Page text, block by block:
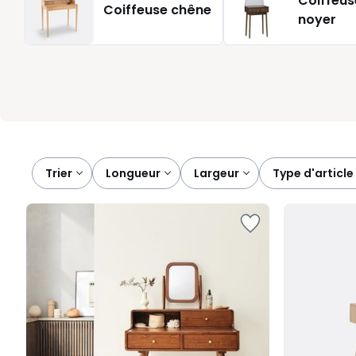
correspond le mieux à vos envies, votre style et votre
temps sans renoncer au plaisir de prendre soin de vous.
Coiffeuse chêne
noyer
Trier longueur largeur type d'article